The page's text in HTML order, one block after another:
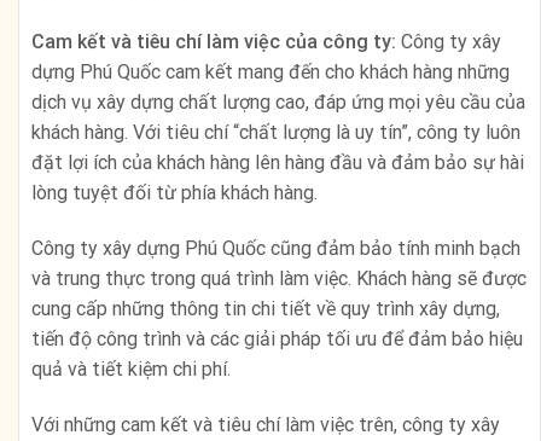
Cam kết và tiêu chí làm việc của công ty: Công ty xây
dựng Phú Quốc cam kết mang đến cho khách hàng những
dịch vụ xây dựng chất lượng cao, đáp ứng mọi yêu cầu của
khách hàng. Với tiêu chí “chất lượng là uy tín”, công ty luôn
đặt lợi ích của khách hàng lên hàng đầu và đảm bảo sự hài
lòng tuyệt đối từ phía khách hàng.
Công ty xây dựng Phú Quốc cũng đảm bảo tính minh bạch
và trung thực trong quá trình làm việc. Khách hàng sẽ được
cung cấp những thông tin chi tiết về quy trình xây dựng,
tiến độ công trình và các giải pháp tối ưu để đảm bảo hiệu
quả và tiết kiệm chi phí.
Với những cam kết và tiêu chí làm việc trên, công ty xây